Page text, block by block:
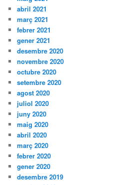
abril 2021
març 2021
febrer 2021
gener 2021
desembre 2020
novembre 2020
octubre 2020
setembre 2020
agost 2020
juliol 2020
juny 2020
maig 2020
abril 2020
març 2020
febrer 2020
gener 2020
desembre 2019